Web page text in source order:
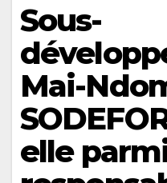
Sous-
Mai-
elle